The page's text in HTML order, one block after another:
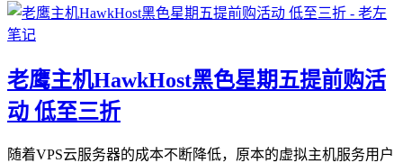
老鹰主机HawkHost黑色星期五提前购活
动 低至三折
随着VPS云服务器的成本不断降低，原本的虚拟主机服务用户